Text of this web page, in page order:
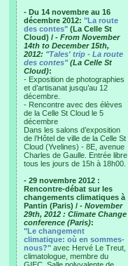
- Du 14 novembre au 16
décembre 2012: "La route
des contes" (La Celle St
Cloud) / - From November
14th to December 15th,
2012: "Tales' trip - La route
des contes"(La Celle St
Cloud):
- Exposition de photographies
et d’artisanat jusqu’au 12
décembre.
- Rencontre avec des élèves
de la Celle St Cloud le 5
décembre
Dans les salons d’exposition
de l’Hôtel de ville de la Celle St
Cloud (Yvelines) - 8E, avenue
Charles de Gaulle. Entrée libre
tous les jours de 15h à 18h00.
- 29 novembre 2012 :
Rencontre-débat sur les
changements climatiques à
Pantin (Paris) / - November
29th, 2012 : Climate Change
conference (Paris):
"Le changement
climatique: où en sommes-
nous?" avec Hervé Le Treut,
climatologue, membre du